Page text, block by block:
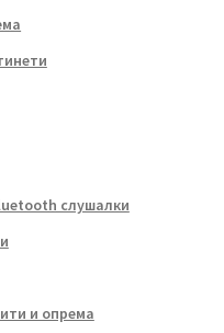
слушалки
и опрема